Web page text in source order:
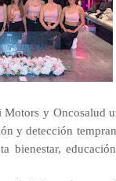
y Oncosalud
y detección
bienestar,